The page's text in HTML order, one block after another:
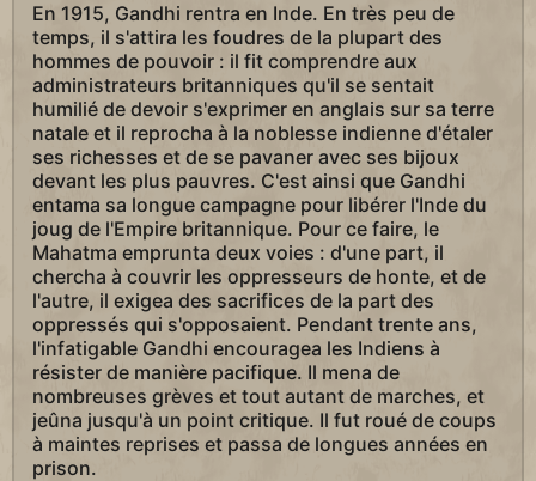
En 1915, Gandhi rentra en Inde. En très peu de
temps, il s'attira les foudres de la plupart des
hommes de pouvoir : il fit comprendre aux
administrateurs britanniques qu'il se sentait
humilié de devoir s'exprimer en anglais sur sa terre
natale et il reprocha à la noblesse indienne d'étaler
ses richesses et de se pavaner avec ses bijoux
devant les plus pauvres. C'est ainsi que Gandhi
entama sa longue campagne pour libérer l'Inde du
joug de l'Empire britannique. Pour ce faire, le
Mahatma emprunta deux voies : d'une part, il
chercha à couvrir les oppresseurs de honte, et de
l'autre, il exigea des sacrifices de la part des
oppressés qui s'opposaient. Pendant trente ans,
l'infatigable Gandhi encouragea les Indiens à
résister de manière pacifique. Il mena de
nombreuses grèves et tout autant de marches, et
jeûna jusqu'à un point critique. Il fut roué de coups
à maintes reprises et passa de longues années en
prison.